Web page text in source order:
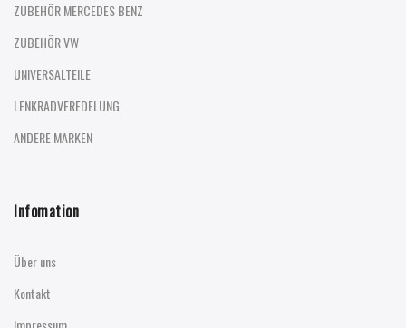
ZUBEHÖR MERCEDES BENZ
ZUBEHÖR VW
UNIVERSALTEILE
LENKRADVEREDELUNG
ANDERE MARKEN
Infomation
Über uns
Kontakt